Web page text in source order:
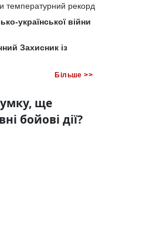
температурний рекорд
української війни
Захисник із
Більше >>
ще
бойові дії?